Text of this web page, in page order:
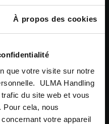
À propos des cookies
que votre visite sur notre
ULMA Handling
du site web et vous
Pour cela, nous
votre appareil